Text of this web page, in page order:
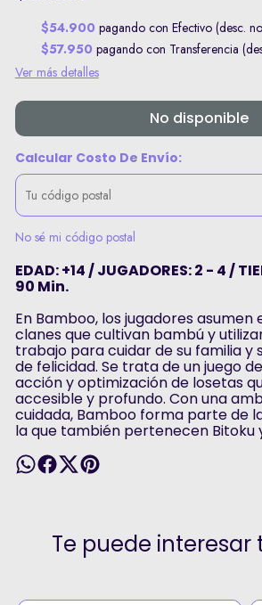
$54.900 pagando con Efectivo (desc.
$57.950 pagando con Transferencia
Ver más detalles
No disponible
Calcular Costo De Envío:
No sé mi código postal
EDAD: +14 / JUGADORES: 2 - 4 /
90 Min.
En Bamboo, los jugadores asumen
clanes que cultivan bambú y
trabajo para cuidar de su familia y
de felicidad. Se trata de un juego
acción y optimización de losetas
accesible y profundo. Con una
cuidada, Bamboo forma parte de
la que también pertenecen Bitoku
Te puede interesar